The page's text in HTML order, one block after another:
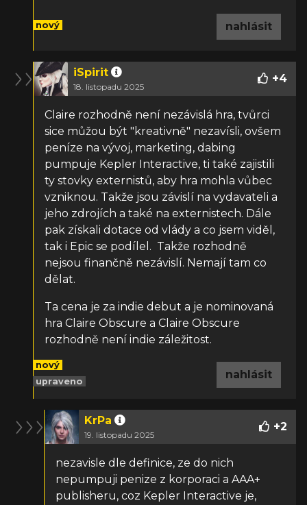
nový nahlásit
iSpirit
18. listopadu 2025
+4
Claire rozhodně není nezávislá hra, tvůrci
sice můžou být "kreativně" nezavísli, ovšem
peníze na vývoj, marketing, dabing
pumpuje Kepler Interactive, ti také zajistili
ty stovky externistů, aby hra mohla vůbec
vzniknou. Takže jsou závislí na vydavateli a
jeho zdrojích a také na externistech. Dále
pak získali dotace od vlády a co jsem viděl,
tak i Epic se podílel. Takže rozhodně
nejsou finančně nezávislí. Nemají tam co
dělat.
Ta cena je za indie debut a je nominovaná
hra Claire Obscure a Claire Obscure
rozhodně není indie záležitost.
nový
upraveno
nahlásit
KrPa
19. listopadu 2025
+2
nezavisle dle definice, ze do nich
nepumpuji penize z korporaci a AAA+
publisheru, coz Kepler Interactive je,